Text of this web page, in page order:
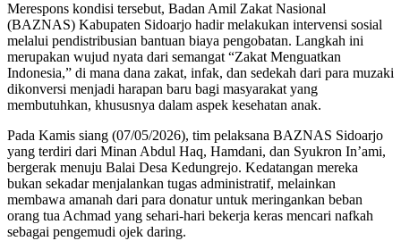
Merespons kondisi tersebut, Badan Amil Zakat Nasional
(BAZNAS) Kabupaten Sidoarjo hadir melakukan intervensi sosial
melalui pendistribusian bantuan biaya pengobatan. Langkah ini
merupakan wujud nyata dari semangat “Zakat Menguatkan
Indonesia,” di mana dana zakat, infak, dan sedekah dari para muzaki
dikonversi menjadi harapan baru bagi masyarakat yang
membutuhkan, khususnya dalam aspek kesehatan anak.
Pada Kamis siang (07/05/2026), tim pelaksana BAZNAS Sidoarjo
yang terdiri dari Minan Abdul Haq, Hamdani, dan Syukron In’ami,
bergerak menuju Balai Desa Kedungrejo. Kedatangan mereka
bukan sekadar menjalankan tugas administratif, melainkan
membawa amanah dari para donatur untuk meringankan beban
orang tua Achmad yang sehari-hari bekerja keras mencari nafkah
sebagai pengemudi ojek daring.